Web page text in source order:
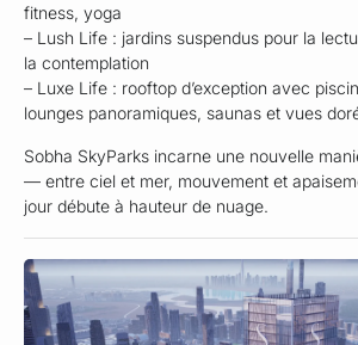
fitness, yoga
– Lush Life : jardins suspendus pour la
la contemplation
– Luxe Life : rooftop d’exception avec
lounges panoramiques, saunas et vues
Sobha SkyParks incarne une nouvelle
— entre ciel et mer, mouvement et
jour débute à hauteur de nuage.